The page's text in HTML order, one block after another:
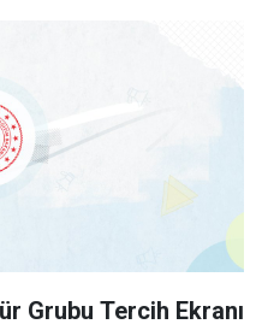
Grubu Tercih Ekranı